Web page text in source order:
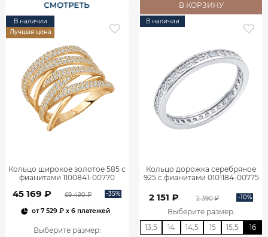
В КОРЗИНУ
В наличии
Лучшая цена
Кольцо широкое золотое 585 с
фианитами 1100841-00770
45 169 ₽ 69 490 ₽ -35%
от7 529 ₽x 6 платежей
Выберите размер:
В наличии
Кольцо дорожка серебряное
925 с фианитами 0101184-00775
2 151 ₽ 2 390 ₽ -10%
Выберите размер:
13,5
14 14,5 15 15,5 16